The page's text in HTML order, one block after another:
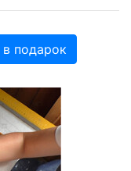
в подарок